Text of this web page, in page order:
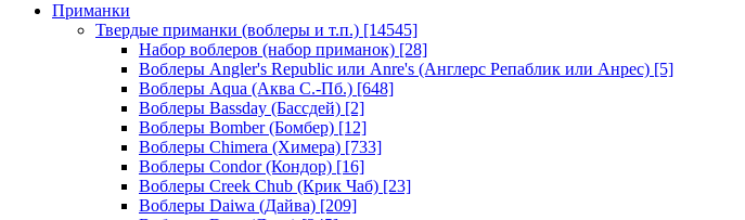
Приманки
Твердые приманки (воблеры и т.п.) [14545]
Набор воблеров (набор приманок) [28]
Воблеры Angler's Republic или Anre's (Англерс Репаблик или Анрес) [5]
Воблеры Aqua (Аква С.-Пб.) [648]
Воблеры Bassday (Бассдей) [2]
Воблеры Bomber (Бомбер) [12]
Воблеры Chimera (Химера) [733]
Воблеры Condor (Кондор) [16]
Воблеры Creek Chub (Крик Чаб) [23]
Воблеры Daiwa (Дайва) [209]